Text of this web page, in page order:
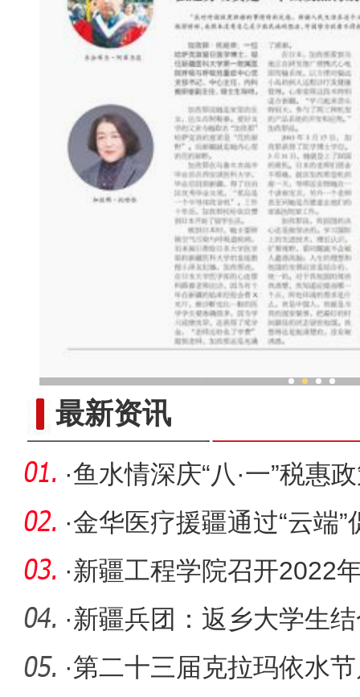
最新资讯
·鱼水情深庆“八·一”税惠
·金华医疗援疆通过“云端
·新疆工程学院召开2022
·新疆兵团：返乡大学生
能量
·第二十三届克拉玛依水